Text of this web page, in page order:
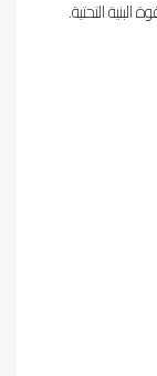
التحتية.